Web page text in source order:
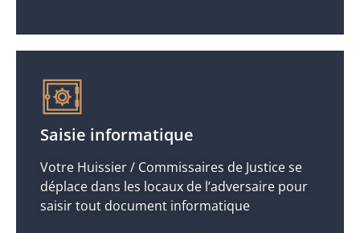
Saisie informatique
Votre Huissier / Commissaires de Justice se
déplace dans les locaux de l’adversaire pour
saisir tout document informatique